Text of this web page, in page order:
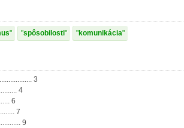
spôsobilosti komunikácia
3
4
6
7
9